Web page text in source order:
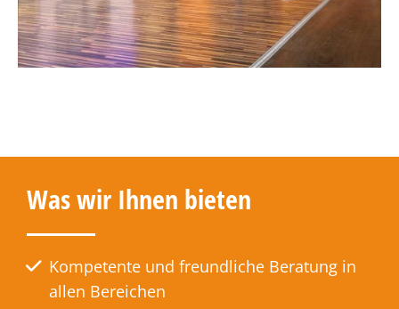
Was wir Ihnen bieten
Kompetente und freundliche Beratung in
allen Bereichen